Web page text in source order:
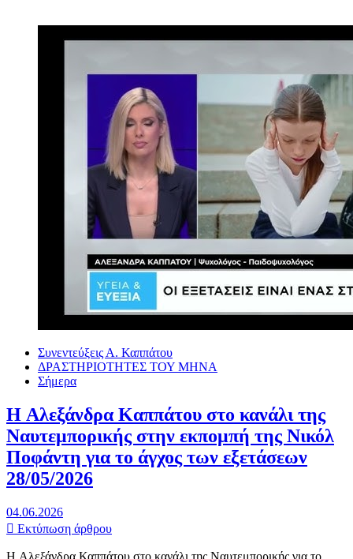
Συνεντεύξεις Α. Καππάτου
ΔΡΑΣΤΗΡΙΟΤΗΤΕΣ ΤΟΥ ΜΗΝΑ
Σήμερα
H Αλεξάνδρα Καππάτου στο κανάλι της
Ναυτεμπορικής στην εκπομπή της Νικόλ
Ποφάντη για το άγχος των εξετάσεων
28/05/2026
04.06.2026
Εκτύπωση άρθρου
H Αλεξάνδρα Καππάτου στο κανάλι της Ναυτεμπορικής για το